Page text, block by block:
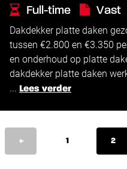
Full-time Vast
€2.800 -€3.350
Dakdekker platte daken
tussen €2.800 en €3.350
en onderhoud op platte
dakdekker platte daken
... Lees verder
< 1 2